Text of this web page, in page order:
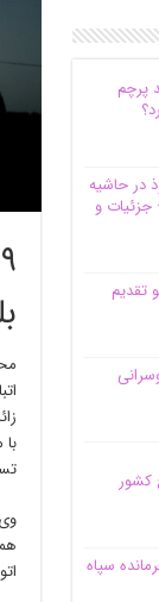
پرچم
در حاشیه‌
و
دانشجو تقدیم
کشور
سپاه